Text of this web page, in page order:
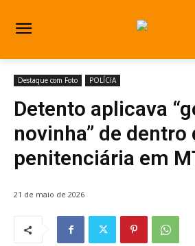
Destaque com Foto POLÍCIA
Detento aplicava
novinha” de dentro
penitenciária em
21 de maio de 2026